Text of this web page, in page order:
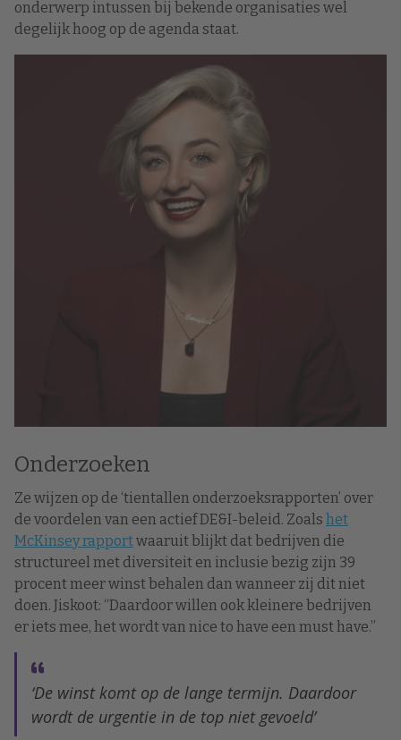
onderwerp intussen bij bekende organisaties wel
degelijk hoog op de agenda staat.
Onderzoeken
Ze wijzen op de ‘tientallen onderzoeksrapporten’ over
de voordelen van een actief DE&I-beleid. Zoals het
McKinsey rapportwaaruit blijkt dat bedrijven die
structureel met diversiteit en inclusie bezig zijn 39
procent meer winst behalen dan wanneer zij dit niet
doen. Jiskoot: “Daardoor willen ook kleinere bedrijven
er iets mee, het wordt van nice to have een must have.”
‘De winst komt op de lange termijn. Daardoor
wordt de urgentie in de top niet gevoeld’